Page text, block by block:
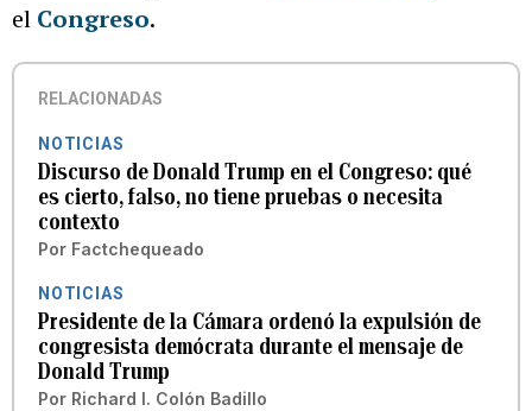
el Congreso.
RELACIONADAS
NOTICIAS
Discurso de Donald Trump en el Congreso: qué
es cierto, falso, no tiene pruebas o necesita
contexto
Por Factchequeado
NOTICIAS
Presidente de la Cámara ordenó la expulsión de
congresista demócrata durante el mensaje de
Donald Trump
Por Richard I. Colón Badillo